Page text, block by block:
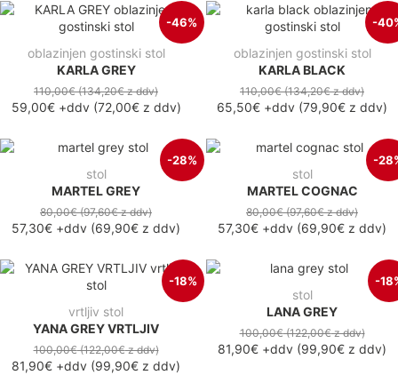
-46%
oblazinjen gostinski stol
KARLA GREY
110,00€(134,20€z ddv)
59,00€+ddv(72,00€z ddv)
-
oblazinjen gostinski stol
KARLA BLACK
110,00€(134,20€z ddv)
65,50€ +ddv (79,90€ z ddv)
-28%
stol
MARTEL GREY
80,00€(97,60€z ddv)
57,30€ +ddv (69,90€ z ddv)
-
stol
MARTEL COGNAC
80,00€(97,60€z ddv)
57,30€ +ddv (69,90€ z ddv)
-18%
vrtljiv stol
YANA GREY VRTLJIV
100,00€(122,00€z ddv)
81,90€ +ddv (99,90€ z ddv)
-
stol
LANA GREY
100,00€(122,00€z ddv)
81,90€ +ddv (99,90€ z ddv)